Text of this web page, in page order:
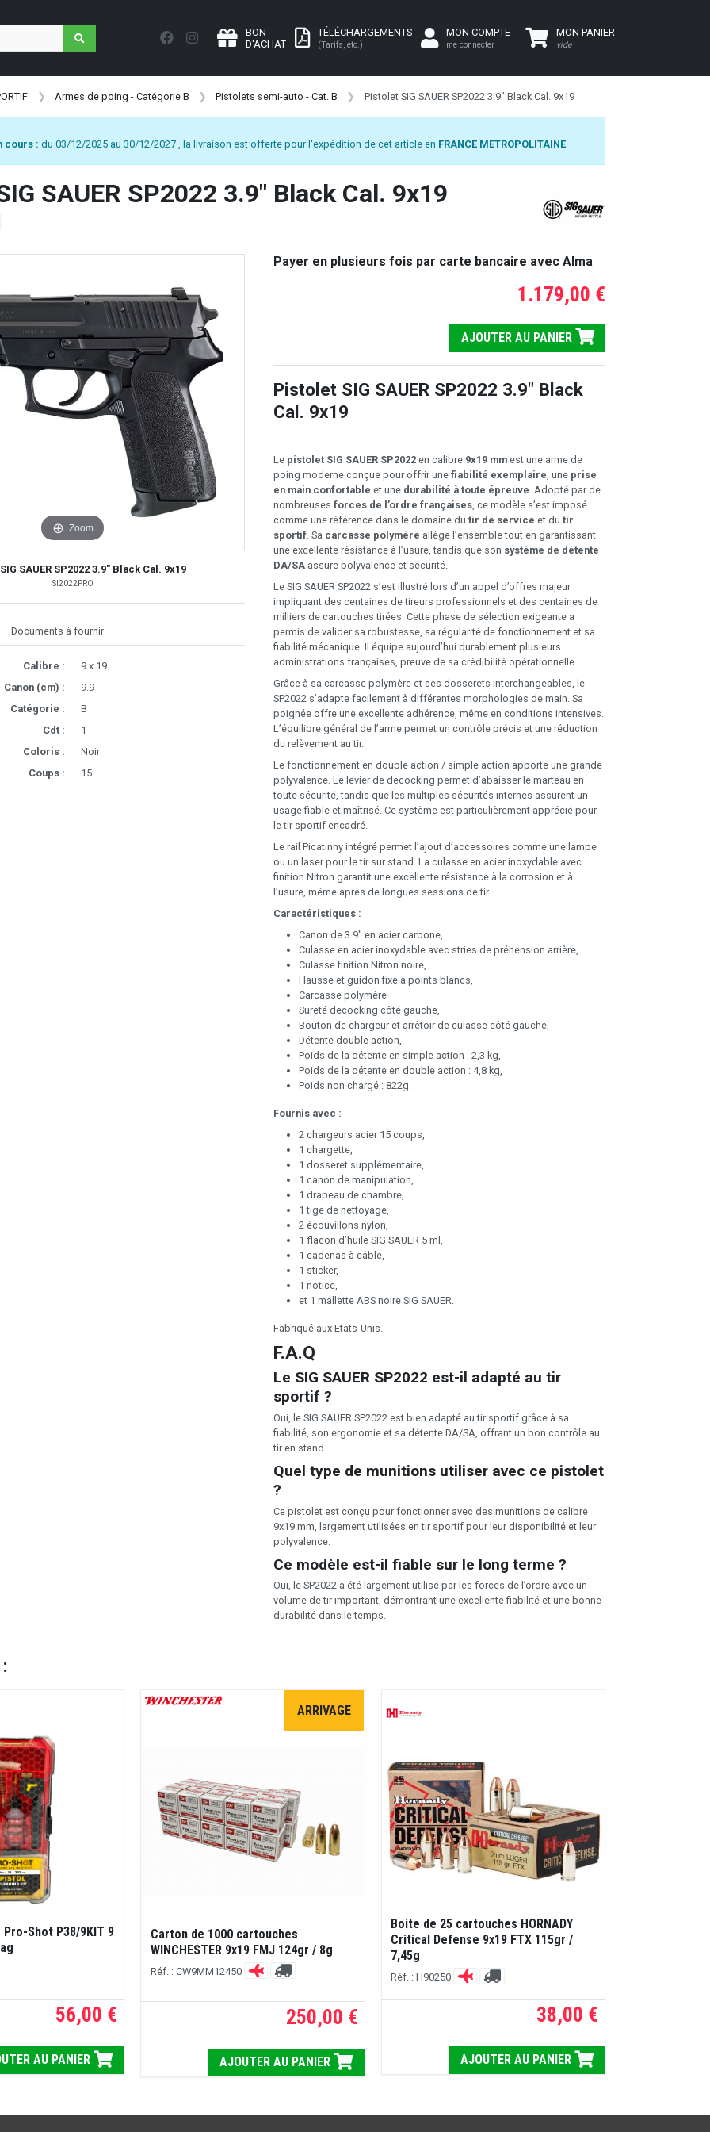
BON
D'ACHAT
TÉLÉCHARGEMENTS
(Tarifs, etc.)
MON COMPTE
me connecter
MON PANIER
vide
Armes de poing - Catégorie B Pistolets semi-auto - Cat. B Pistolet SIG SAUER SP2022 3.9" Black Cal. 9x19
cours : du 03/12/2025 au 30/12/2027 , la livraison est offerte pour l'expédition de cet article en FRANCE METROPOLITAINE
SAUER SP2022 3.9" Black Cal. 9x19
Zoom
SAUER SP2022 3.9" Black Cal. 9x19
SI2022PRO
Documents à fournir
Calibre :
9 x 19
Canon (cm) :
9.9
Catégorie :
B
Cdt :
1
Coloris :
Noir
Coups :
15
Payer en plusieurs fois par carte bancaire avec Alma
1.179,00 €
AJOUTER AU PANIER
Pistolet SIG SAUER SP2022 3.9" Black
Cal. 9x19
Le pistolet SIG SAUER SP2022 en calibre 9x19 mm est une arme de
poing moderne conçue pour offrir une fiabilité exemplaire, une prise
en main confortable et une durabilité à toute épreuve. Adopté par de
nombreuses forces de l’ordre françaises, ce modèle s’est imposé
comme une référence dans le domaine du tir de service et du tir
sportif. Sa carcasse polymère allège l’ensemble tout en garantissant
une excellente résistance à l’usure, tandis que son système de détente
DA/SA assure polyvalence et sécurité.
Le SIG SAUER SP2022 s’est illustré lors d’un appel d’offres majeur
impliquant des centaines de tireurs professionnels et des centaines de
milliers de cartouches tirées. Cette phase de sélection exigeante a
permis de valider sa robustesse, sa régularité de fonctionnement et sa
fiabilité mécanique. Il équipe aujourd’hui durablement plusieurs
administrations françaises, preuve de sa crédibilité opérationnelle.
Grâce à sa carcasse polymère et ses dosserets interchangeables, le
SP2022 s’adapte facilement à différentes morphologies de main. Sa
poignée offre une excellente adhérence, même en conditions intensives.
L’équilibre général de l’arme permet un contrôle précis et une réduction
du relèvement au tir.
Le fonctionnement en double action / simple action apporte une grande
polyvalence. Le levier de decocking permet d’abaisser le marteau en
toute sécurité, tandis que les multiples sécurités internes assurent un
usage fiable et maîtrisé. Ce système est particulièrement apprécié pour
le tir sportif encadré.
Le rail Picatinny intégré permet l’ajout d’accessoires comme une lampe
ou un laser pour le tir sur stand. La culasse en acier inoxydable avec
finition Nitron garantit une excellente résistance à la corrosion et à
l’usure, même après de longues sessions de tir.
Caractéristiques :
Canon de 3.9" en acier carbone,
Culasse en acier inoxydable avec stries de préhension arrière,
Culasse finition Nitron noire,
Hausse et guidon fixe à points blancs,
Carcasse polymère
Sureté decocking côté gauche,
Bouton de chargeur et arrêtoir de culasse côté gauche,
Détente double action,
Poids de la détente en simple action : 2,3 kg,
Poids de la détente en double action : 4,8 kg,
Poids non chargé : 822g.
Fournis avec :
2 chargeurs acier 15 coups,
1 chargette,
1 dosseret supplémentaire,
1 canon de manipulation,
1 drapeau de chambre,
1 tige de nettoyage,
2 écouvillons nylon,
1 flacon d’huile SIG SAUER 5 ml,
1 cadenas à câble,
1 sticker,
1 notice,
et 1 mallette ABS noire SIG SAUER.
Fabriqué aux Etats-Unis.
F.A.Q
Le SIG SAUER SP2022 est-il adapté au tir
sportif ?
Oui, le SIG SAUER SP2022 est bien adapté au tir sportif grâce à sa
fiabilité, son ergonomie et sa détente DA/SA, offrant un bon contrôle au
tir en stand.
Quel type de munitions utiliser avec ce pistolet
?
Ce pistolet est conçu pour fonctionner avec des munitions de calibre
9x19 mm, largement utilisées en tir sportif pour leur disponibilité et leur
polyvalence.
Ce modèle est-il fiable sur le long terme ?
Oui, le SP2022 a été largement utilisé par les forces de l’ordre avec un
volume de tir important, démontrant une excellente fiabilité et une bonne
durabilité dans le temps.
Shot P38/9KIT 9
56,00 €
AU PANIER
ARRIVAGE
Carton de 1000 cartouches
WINCHESTER 9x19 FMJ 124gr / 8g
Réf. : CW9MM12450
250,00 €
AJOUTER AU PANIER
Boite de 25 cartouches HORNADY
Critical Defense 9x19 FTX 115gr /
7,45g
Réf. : H90250
38,00 €
AJOUTER AU PANIER